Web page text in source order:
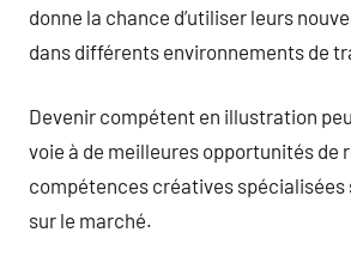
donne la chance d’utiliser leurs
dans différents environnements de
Devenir compétent en illustration
voie à de meilleures opportunités de
compétences créatives spécialisées
sur le marché.